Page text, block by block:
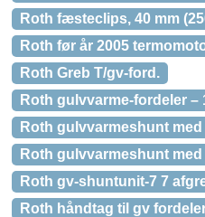
Roth fæsteclips, 40 mm
Roth før år 2005
Roth Greb T/gv-ford.
Roth gulvvarme-fordeler –
Roth gulvvarmeshunt
Roth gulvvarmeshunt
Roth gv-shuntunit-7 7
Roth håndtag til gv